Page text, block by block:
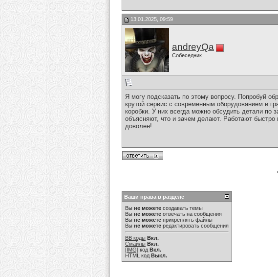
13.01.2025, 09:59
andreyQa
Собеседник
Я могу подсказать по этому вопросу. Попробуй
крутой сервис с современным оборудованием и
коробки. У них всегда можно обсудить детали по
объясняют, что и зачем делают. Работают
доволен!
Ваши права в разделе
Вы не можете создавать темы
Вы не можете отвечать на сообщения
Вы не можете прикреплять файлы
Вы не можете редактировать сообщения
BB коды Вкл.
Смайлы Вкл.
[IMG] код Вкл.
HTML код Выкл.